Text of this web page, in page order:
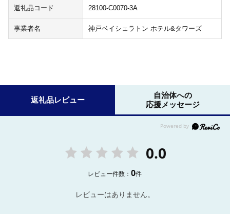
返礼品コード 28100-C0070-3A
事業者名 神戸ベイシェラトン ホテル&タワーズ
返礼品レビュー
自治体への
応援メッセージ
0.0
レビュー件数：0件
レビューはありません。